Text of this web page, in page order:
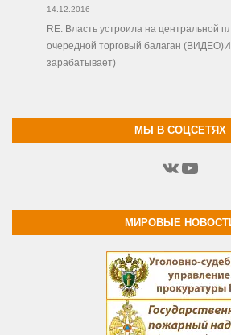
14.12.2016
RE: Власть устроила на центральной
очередной торговый балаган
зарабатывает)
МЫ В СОЦСЕТЯХ
МИРОВЫЕ